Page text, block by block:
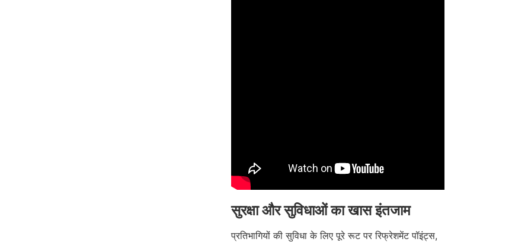
सुरक्षा और सुविधाओं का खास इंतजाम
प्रतिभागियों की सुविधा के लिए पूरे रूट पर रिफ्रेशमेंट पॉइंट्स,